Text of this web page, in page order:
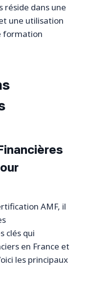
réside dans une
une utilisation
formation
AMF, il
clés qui
en France et
les principaux